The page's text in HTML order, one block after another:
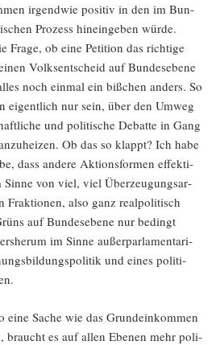
irgend­wie posi­tiv in den im Bun­
Pro­zess hin­ein­ge­ben wür­de.
Fra­ge, ob eine Peti­ti­on das rich­ti­ge
Volks­ent­scheid auf Bun­des­ebe­ne
noch ein­mal ein biß­chen anders. So
eigent­lich nur sein, über den Umweg
und poli­ti­sche Debat­te in Gang
Ob das so klappt? Ich habe
dass ande­re Akti­ons­for­men effek­ti­
Sin­ne von viel, viel Über­zeu­gungs­ar­
Frak­tio­nen, also ganz real­po­li­tisch
auf Bun­des­ebe­ne nur bedingt
im Sin­ne außer­par­la­men­ta­ri­
und eines poli­ti­
eine Sache wie das Grund­ein­kom­men
braucht es auf allen Ebe­nen mehr poli­